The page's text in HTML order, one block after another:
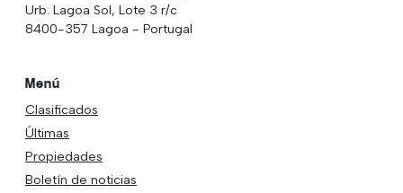
Urb. Lagoa Sol, Lote 3 r/c
8400-357 Lagoa - Portugal
Menú
Clasificados
Últimas
Propiedades
Boletín de noticias